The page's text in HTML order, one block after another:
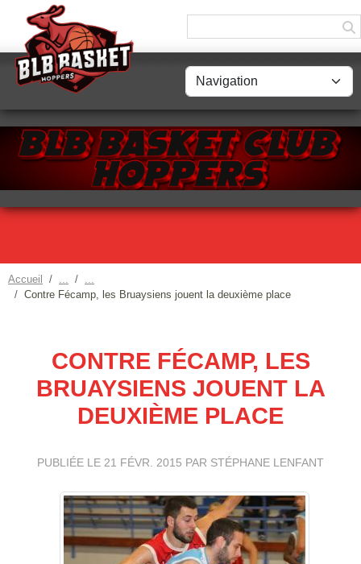
Accueil
Contre Fécamp, les Bruaysiens jouent la deuxième place
CONTRE FÉCAMP, LES
BRUAYSIENS JOUENT LA
DEUXIÈME PLACE
PUBLIÉE LE 21 FÉVR. 2015 PAR STÉPHANE LENFANT
Panneau de gestion des cookies